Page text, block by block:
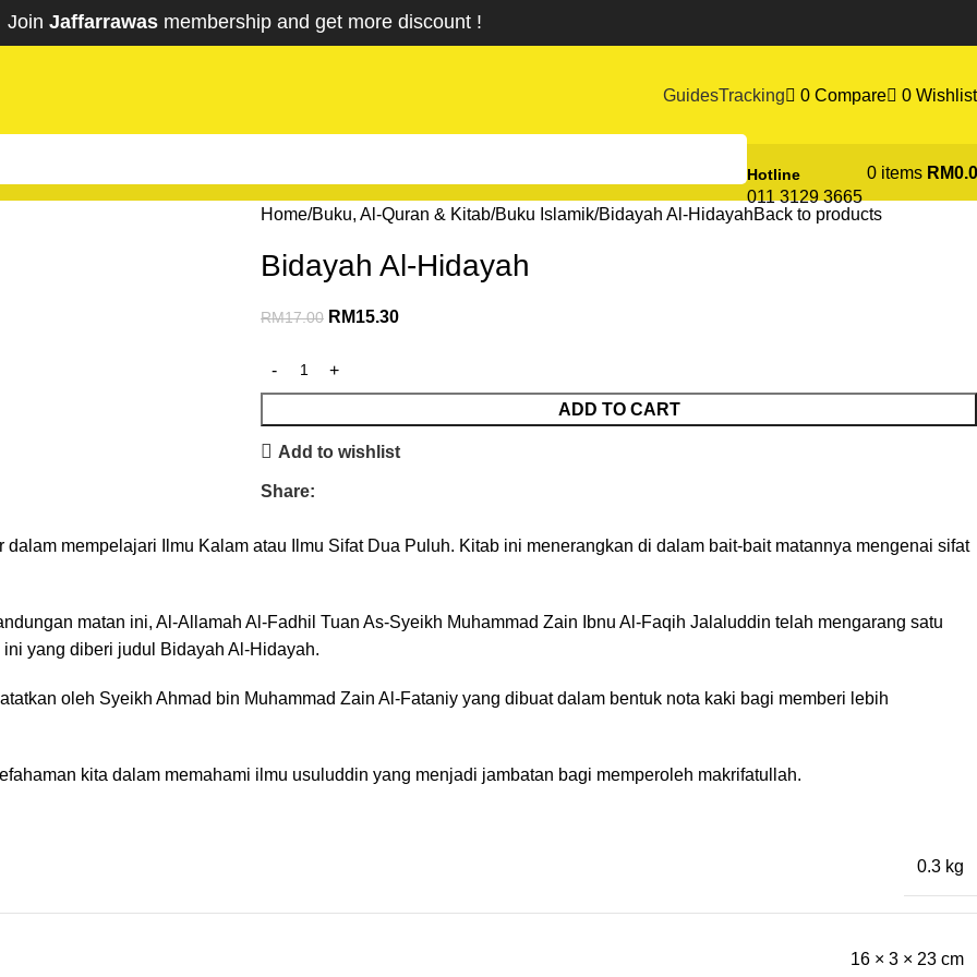
Join Jaffarrawasmembership and get more discount !
GuidesTracking 0 Compare 0 Wishlist
Hotline
011 3129 3665
0 items RM
Home Buku, Al-Quran & Kitab Buku Islamik Bidayah Al-HidayahBack to products
Bidayah Al-Hidayah
RM17.00 RM15.30
ADD TO CART
Add to wishlist
Share:
mempelajari Ilmu Kalam atau Ilmu Sifat Dua Puluh. Kitab ini menerangkan di dalam bait-bait matannya mengenai sifat
matan ini, Al-Allamah Al-Fadhil Tuan As-Syeikh Muhammad Zain Ibnu Al-Faqih Jalaluddin telah mengarang satu
yang diberi judul Bidayah Al-Hidayah.
oleh Syeikh Ahmad bin Muhammad Zain Al-Fataniy yang dibuat dalam bentuk nota kaki bagi memberi lebih
kita dalam memahami ilmu usuluddin yang menjadi jambatan bagi memperoleh makrifatullah.
0.3 kg
16 × 3 × 23 cm